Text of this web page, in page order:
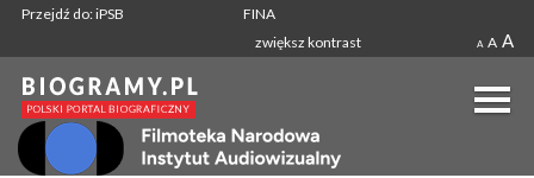
Przejdź do: iPSB
FINA
zwiększ kontrast
A A A